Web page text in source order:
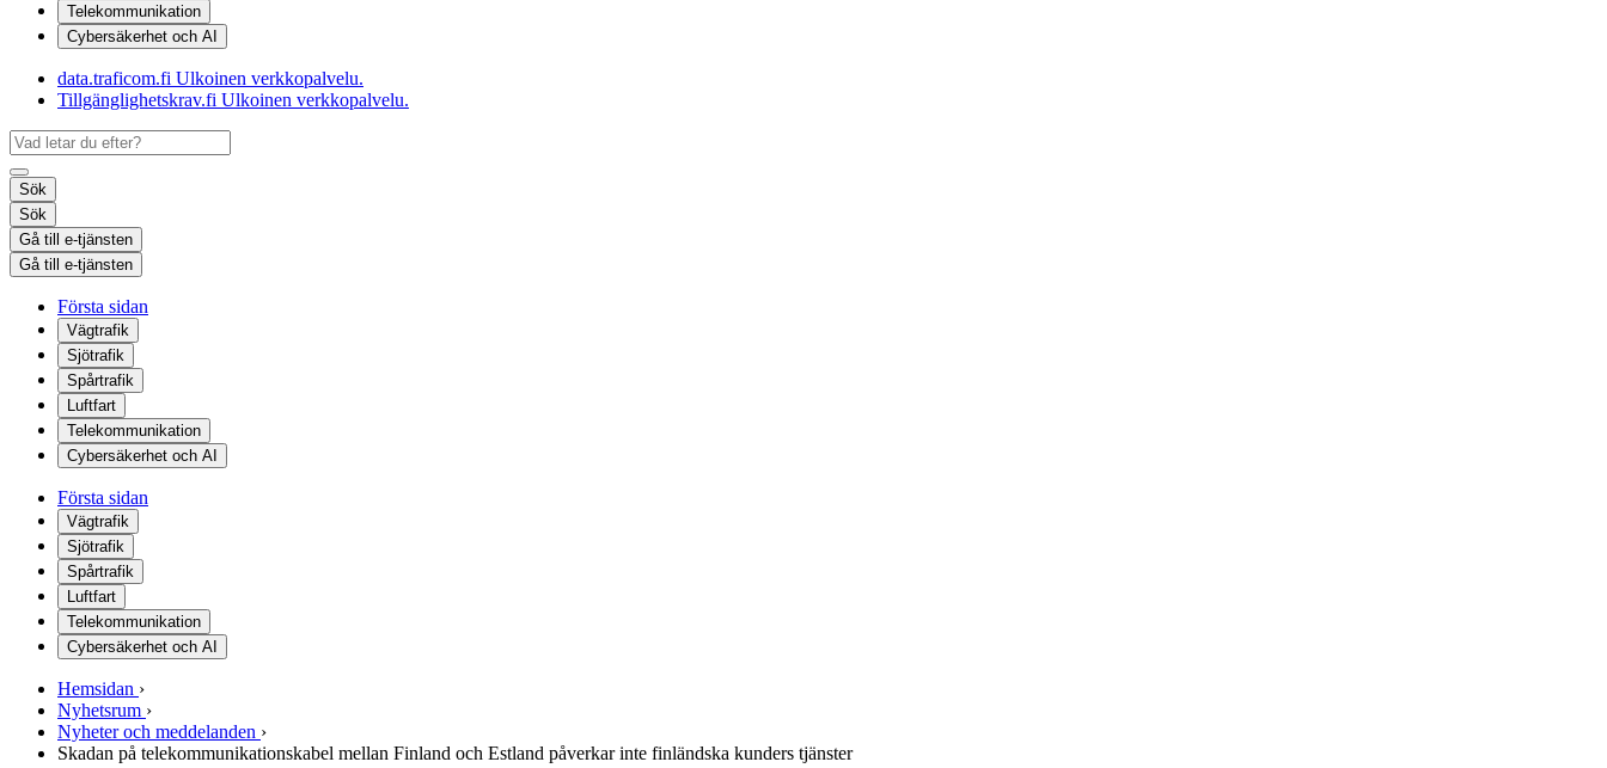
Telekommunikation
Cybersäkerhet och AI
data.traficom.fi Ulkoinen verkkopalvelu.
Tillgänglighetskrav.fi Ulkoinen verkkopalvelu.
Sök
Sök
Gå till e-tjänsten
Gå till e-tjänsten
Första sidan
Vägtrafik
Sjötrafik
Spårtrafik
Luftfart
Telekommunikation
Cybersäkerhet och AI
Första sidan
Vägtrafik
Sjötrafik
Spårtrafik
Luftfart
Telekommunikation
Cybersäkerhet och AI
Hemsidan ›
Nyhetsrum ›
Nyheter och meddelanden ›
Skadan på telekommunikationskabel mellan Finland och Estland påverkar inte finländska kunders tjänster